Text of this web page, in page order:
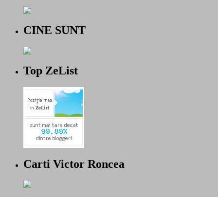
CINE SUNT
Top ZeList
Carti Victor Roncea